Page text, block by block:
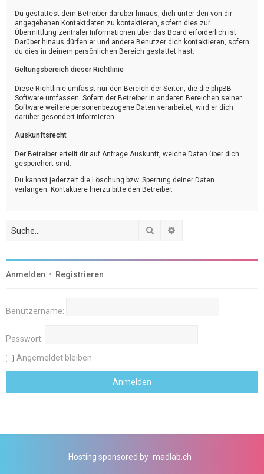
Du gestattest dem Betreiber darüber hinaus, dich unter den von dir
angegebenen Kontaktdaten zu kontaktieren, sofern dies zur
Übermittlung zentraler Informationen über das Board erforderlich ist.
Darüber hinaus dürfen er und andere Benutzer dich kontaktieren, sofern
du dies in deinem persönlichen Bereich gestattet hast.
Geltungsbereich dieser Richtlinie
Diese Richtlinie umfasst nur den Bereich der Seiten, die die phpBB-
Software umfassen. Sofern der Betreiber in anderen Bereichen seiner
Software weitere personenbezogene Daten verarbeitet, wird er dich
darüber gesondert informieren.
Auskunftsrecht
Der Betreiber erteilt dir auf Anfrage Auskunft, welche Daten über dich
gespeichert sind.
Du kannst jederzeit die Löschung bzw. Sperrung deiner Daten
verlangen. Kontaktiere hierzu bitte den Betreiber.
Suche
Anmelden • Registrieren
Benutzername:
Passwort:
Angemeldet bleiben
Hosting sponsored by madlab.ch